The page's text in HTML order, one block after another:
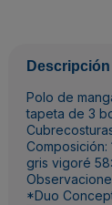
Descripción
Polo de
tapeta de 3
gris vigoré
*Duo